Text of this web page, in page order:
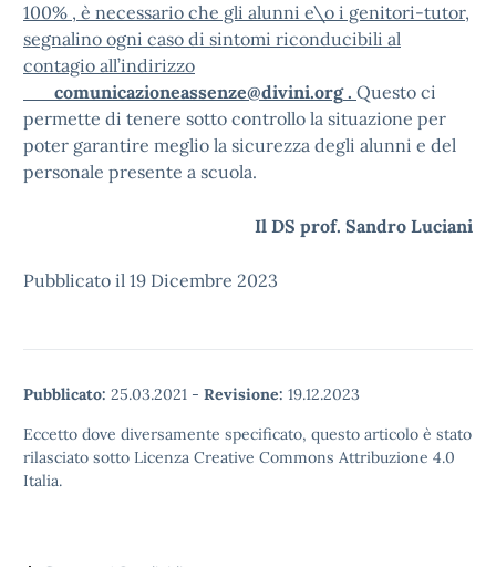
100% , è necessario che gli alunni e\o i genitori-tutor,
segnalino ogni caso di sintomi riconducibili al
contagio all’indirizzo
comunicazioneassenze@divini.org. Questo ci
permette di tenere sotto controllo la situazione per
poter garantire meglio la sicurezza degli alunni e del
personale presente a scuola.
Il DS prof. Sandro Luciani
Pubblicato il 19 Dicembre 2023
Pubblicato: 25.03.2021 - Revisione: 19.12.2023
Eccetto dove diversamente specificato, questo articolo è stato
rilasciato sotto Licenza Creative Commons Attribuzione 4.0
Italia.